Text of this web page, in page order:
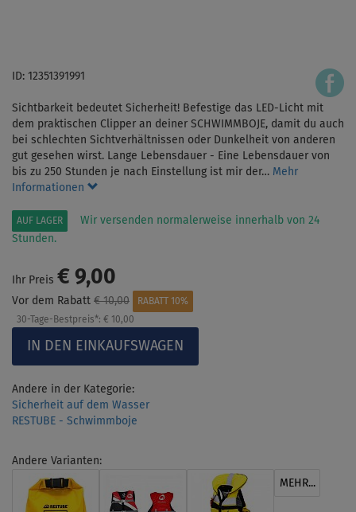
ID: 12351391991
Sichtbarkeit bedeutet Sicherheit! Befestige das LED-Licht mit
dem praktischen Clipper an deiner SCHWIMMBOJE, damit du auch
bei schlechten Sichtverhältnissen oder Dunkelheit von anderen
gut gesehen wirst. Lange Lebensdauer - Eine Lebensdauer von
bis zu 250 Stunden je nach Einstellung ist mir der… Mehr
Informationen
AUF LAGER
Wir versenden normalerweise innerhalb von 24
Stunden.
Ihr Preis € 9,00
Vor dem Rabatt € 10,00
RABATT 10%
30-Tage-Bestpreis*: € 10,00
Andere in der Kategorie:
Sicherheit auf dem Wasser
RESTUBE - Schwimmboje
Andere Varianten:
MEHR...